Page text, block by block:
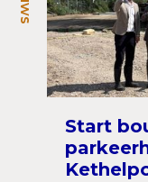
Start